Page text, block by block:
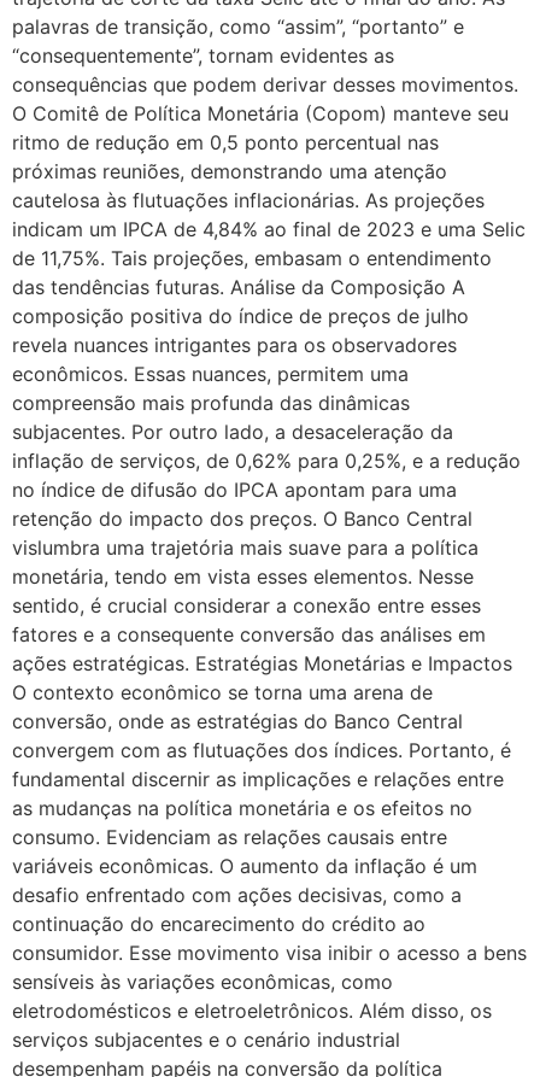
palavras de transição, como “assim”, “portanto” e
“consequentemente”, tornam evidentes as
consequências que podem derivar desses movimentos.
O Comitê de Política Monetária (Copom) manteve seu
ritmo de redução em 0,5 ponto percentual nas
próximas reuniões, demonstrando uma atenção
cautelosa às flutuações inflacionárias. As projeções
indicam um IPCA de 4,84% ao final de 2023 e uma Selic
de 11,75%. Tais projeções, embasam o entendimento
das tendências futuras. Análise da Composição A
composição positiva do índice de preços de julho
revela nuances intrigantes para os observadores
econômicos. Essas nuances, permitem uma
compreensão mais profunda das dinâmicas
subjacentes. Por outro lado, a desaceleração da
inflação de serviços, de 0,62% para 0,25%, e a redução
no índice de difusão do IPCA apontam para uma
retenção do impacto dos preços. O Banco Central
vislumbra uma trajetória mais suave para a política
monetária, tendo em vista esses elementos. Nesse
sentido, é crucial considerar a conexão entre esses
fatores e a consequente conversão das análises em
ações estratégicas. Estratégias Monetárias e Impactos
O contexto econômico se torna uma arena de
conversão, onde as estratégias do Banco Central
convergem com as flutuações dos índices. Portanto, é
fundamental discernir as implicações e relações entre
as mudanças na política monetária e os efeitos no
consumo. Evidenciam as relações causais entre
variáveis econômicas. O aumento da inflação é um
desafio enfrentado com ações decisivas, como a
continuação do encarecimento do crédito ao
consumidor. Esse movimento visa inibir o acesso a bens
sensíveis às variações econômicas, como
eletrodomésticos e eletroeletrônicos. Além disso, os
serviços subjacentes e o cenário industrial
desempenham papéis na conversão da política